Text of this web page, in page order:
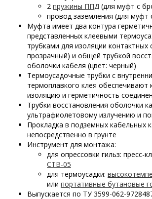
2 пружины ППД (для муфт с
провод заземления (для муфт
Муфта имеет два контура
представленных клеевыми
трубками для изоляции контактных
прозрачный) и общей трубкой
оболочки кабеля (цвет: черный)
Термоусадочные трубки с
термоплавкого клея обеспечивают
изоляцию и герметичность
Трубки восстановления оболочки
ультрафиолетовому излучению и
Прокладка в подземных кабельных
непосредственно в грунте
Инструмент для монтажа:
для опрессовки гильз: пресс-
СТВ-05
для термоусадки:
или портативные бутановые
Выпускается по ТУ 3599-062-